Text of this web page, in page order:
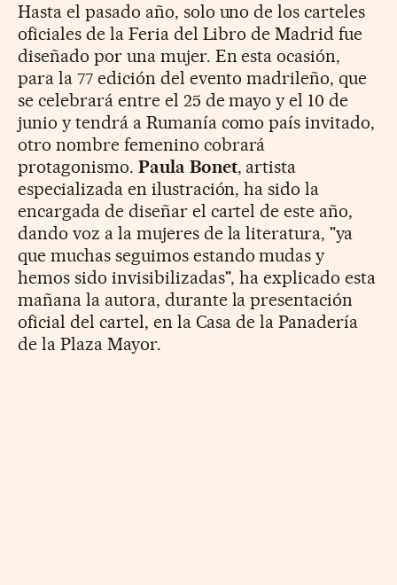
Hasta el pasado año, solo uno de los carteles
oficiales de la Feria del Libro de Madrid fue
diseñado por una mujer. En esta ocasión,
para la 77 edición del evento madrileño, que
se celebrará entre el 25 de mayo y el 10 de
junio y tendrá a Rumanía como país invitado,
otro nombre femenino cobrará
protagonismo. Paula Bonet, artista
especializada en ilustración, ha sido la
encargada de diseñar el cartel de este año,
dando voz a la mujeres de la literatura, "ya
que muchas seguimos estando mudas y
hemos sido invisibilizadas", ha explicado esta
mañana la autora, durante la presentación
oficial del cartel, en la Casa de la Panadería
de la Plaza Mayor.